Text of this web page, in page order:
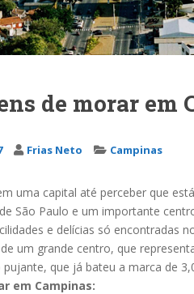
de morar em
Frias Neto Campinas
uma capital até perceber que
São Paulo e um importante
e delícias só encontradas
um grande centro, que
que já bateu a marca de
em Campinas: